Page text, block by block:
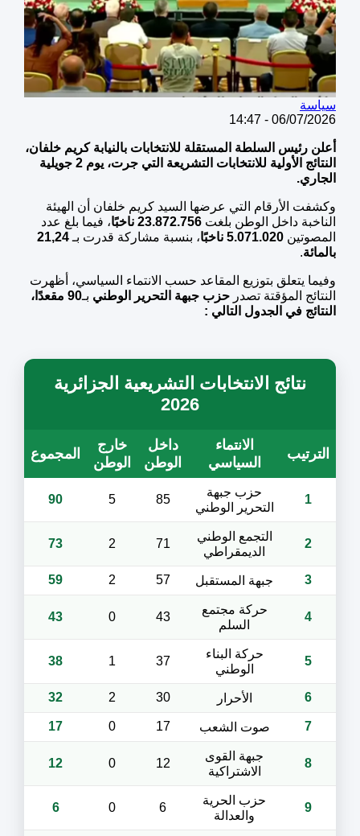
سياسة
06/07/2026 - 14:47
أعلن رئيس السلطة المستقلة للانتخابات بالنيابة كريم خلفان،
النتائج الأولية للانتخابات التشريعة التي جرت، يوم 2 جويلية
الجاري.
وكشفت الأرقام التي عرضها السيد كريم خلفان أن الهيئة
الناخبة داخل الوطن بلغت 23.872.756 ناخبًا
، فيما بلغ عدد
المصوتين 5.071.020 ناخبًا ، بنسبة مشاركة قدرت بـ 21,24
بالمائة.
وفيما يتعلق بتوزيع المقاعد حسب الانتماء السياسي، أظهرت
النتائج المؤقتة تصدر حزب جبهة التحرير الوطني بـ
90 مقعدًا،
النتائج في الجدول التالي :
نتائج الانتخابات التشريعية الجزائرية
2026
الترتيب
الانتماء
السياسي
داخل
الوطن
خارج
الوطن
المجموع
1
حزب جبهة
التحرير الوطني
85
5
90
2
التجمع الوطني
الديمقراطي
71
2
73
3 جبهة المستقبل 57
2
59
4
حركة مجتمع
السلم
43
0
43
5
حركة البناء
الوطني
37
1
38
6 الأحرار 30
2
32
7 صوت الشعب 17
0
17
8
جبهة القوى
الاشتراكية
12
0
12
9
حزب الحرية
والعدالة
6
0
6